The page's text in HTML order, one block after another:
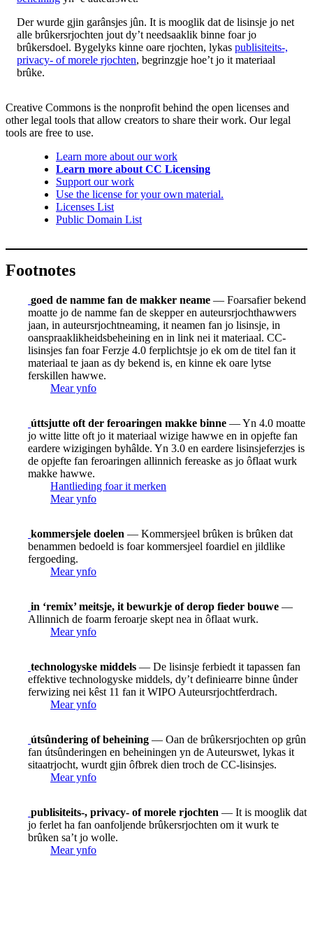
Der wurde gjin garânsjes jûn. It is mooglik dat de lisinsje jo net
alle brûkersrjochten jout dy’t needsaaklik binne foar jo
brûkersdoel. Bygelyks kinne oare rjochten, lykas publisiteits-,
privacy- of morele rjochten, begrinzgje hoe’t jo it materiaal
brûke.
Creative Commons is the nonprofit behind the open licenses and
other legal tools that allow creators to share their work. Our legal
tools are free to use.
Learn more about our work
Learn more about CC Licensing
Support our work
Use the license for your own material.
Licenses List
Public Domain List
Footnotes
goed de namme fan de makker neame — Foarsafier bekend
moatte jo de namme fan de skepper en auteursrjochthawwers
jaan, in auteursrjochtneaming, it neamen fan jo lisinsje, in
oanspraaklikheidsbeheining en in link nei it materiaal. CC-
lisinsjes fan foar Ferzje 4.0 ferplichtsje jo ek om de titel fan it
materiaal te jaan as dy bekend is, en kinne ek oare lytse
ferskillen hawwe.
Mear ynfo
úttsjutte oft der feroaringen makke binne — Yn 4.0 moatte
jo witte litte oft jo it materiaal wizige hawwe en in opjefte fan
eardere wizigingen byhâlde. Yn 3.0 en eardere lisinsjeferzjes is
de opjefte fan feroaringen allinnich fereaske as jo ôflaat wurk
makke hawwe.
Hantlieding foar it merken
Mear ynfo
kommersjele doelen — Kommersjeel brûken is brûken dat
benammen bedoeld is foar kommersjeel foardiel en jildlike
fergoeding.
Mear ynfo
in ‘remix’ meitsje, it bewurkje of derop fieder bouwe —
Allinnich de foarm feroarje skept nea in ôflaat wurk.
Mear ynfo
technologyske middels — De lisinsje ferbiedt it tapassen fan
effektive technologyske middels, dy’t definiearre binne ûnder
ferwizing nei kêst 11 fan it WIPO Auteursrjochtferdrach.
Mear ynfo
útsûndering of beheining — Oan de brûkersrjochten op grûn
fan útsûnderingen en beheiningen yn de Auteurswet, lykas it
sitaatrjocht, wurdt gjin ôfbrek dien troch de CC-lisinsjes.
Mear ynfo
publisiteits-, privacy- of morele rjochten — It is mooglik dat
jo ferlet ha fan oanfoljende brûkersrjochten om it wurk te
brûken sa’t jo wolle.
Mear ynfo